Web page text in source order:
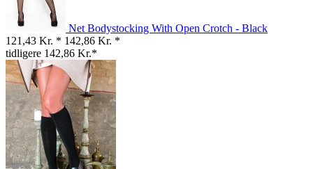
Net Bodystocking With Open Crotch - Black
121,43 Kr. * 142,86 Kr. *
tidligere 142,86 Kr.*